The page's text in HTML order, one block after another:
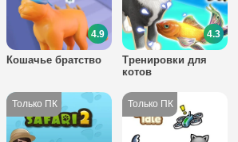
Кошачье братство
4.9
Тренировки для
котов
4.3